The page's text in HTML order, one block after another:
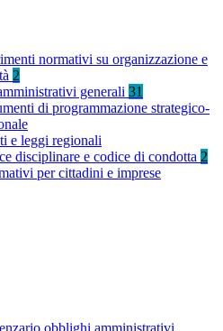
normativi su organizzazione e
2
generali 31
di programmazione strategico-
e leggi regionali
disciplinare e codice di condotta 2
per cittadini e imprese